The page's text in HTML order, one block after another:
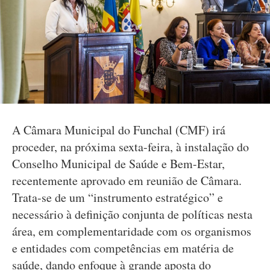
A Câmara Municipal do Funchal (CMF) irá
proceder, na próxima sexta-feira, à instalação do
Conselho Municipal de Saúde e Bem-Estar,
recentemente aprovado em reunião de Câmara.
Trata-se de um “instrumento estratégico” e
necessário à definição conjunta de políticas nesta
área, em complementaridade com os organismos
e entidades com competências em matéria de
saúde, dando enfoque à grande aposta do